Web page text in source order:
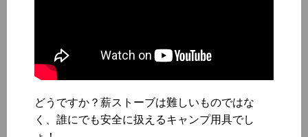
どうですか？薪ストーブは難しいものではな
く、誰にでも安全に扱えるキャンプ用具でし